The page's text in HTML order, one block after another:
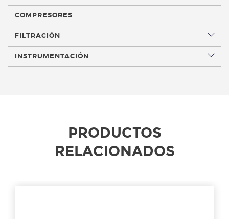
COMPRESORES
FILTRACIÓN
INSTRUMENTACIÓN
PRODUCTOS
RELACIONADOS